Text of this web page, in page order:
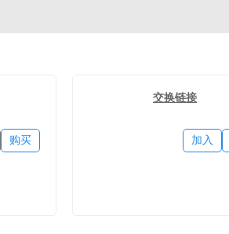
购买
交换链接
加入